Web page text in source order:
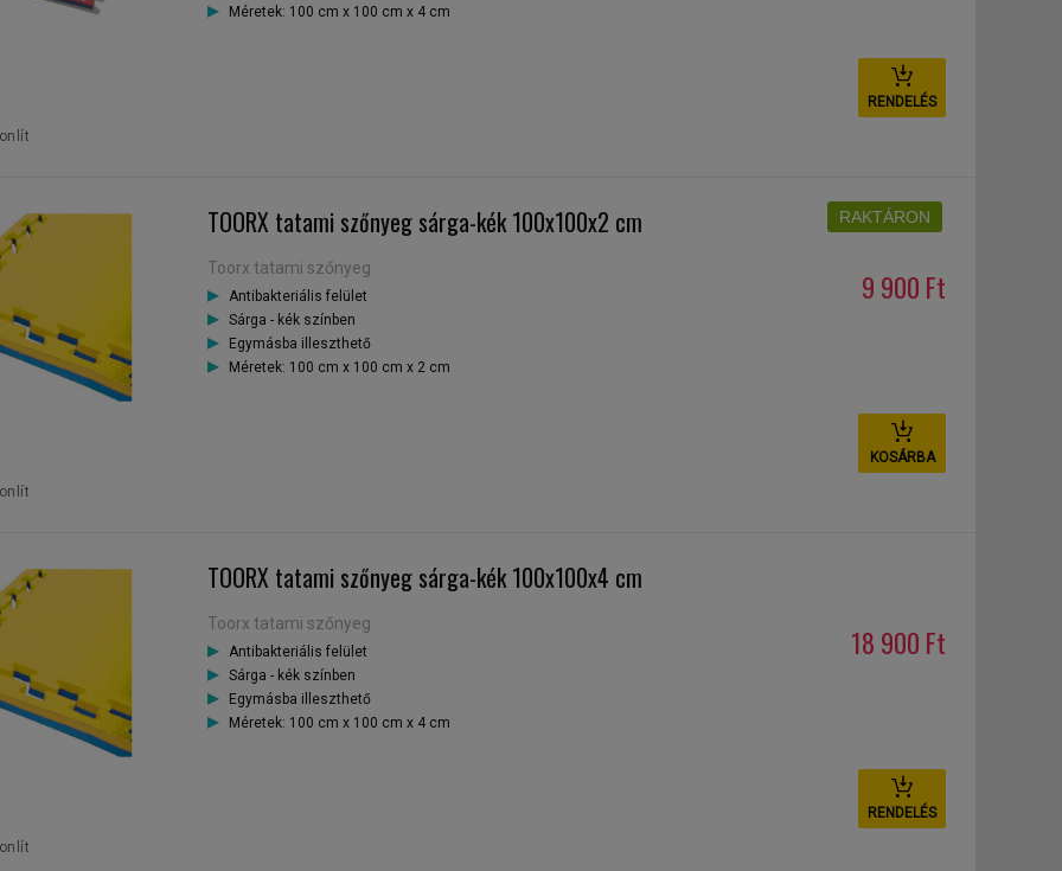
Méretek: 100 cm x 100 cm x 4 cm
RENDELÉS
TOORX tatami szőnyeg sárga-kék 100x100x2 cm
Toorx tatami szőnyeg
Antibakteriális felület
Sárga - kék színben
Egymásba illeszthető
Méretek: 100 cm x 100 cm x 2 cm
9 900 Ft
KOSÁRBA
RAKTÁRON
TOORX tatami szőnyeg sárga-kék 100x100x4 cm
Toorx tatami szőnyeg
Antibakteriális felület
Sárga - kék színben
Egymásba illeszthető
Méretek: 100 cm x 100 cm x 4 cm
18 900 Ft
RENDELÉS